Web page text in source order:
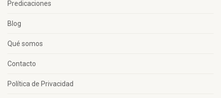
Predicaciones
Blog
Qué somos
Contacto
Política de Privacidad